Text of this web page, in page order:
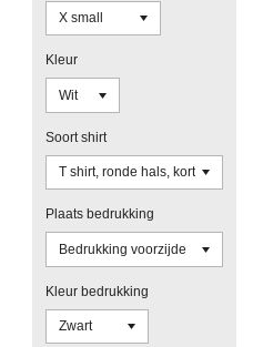
Kleur
Soort shirt
Plaats bedrukking
Kleur bedrukking